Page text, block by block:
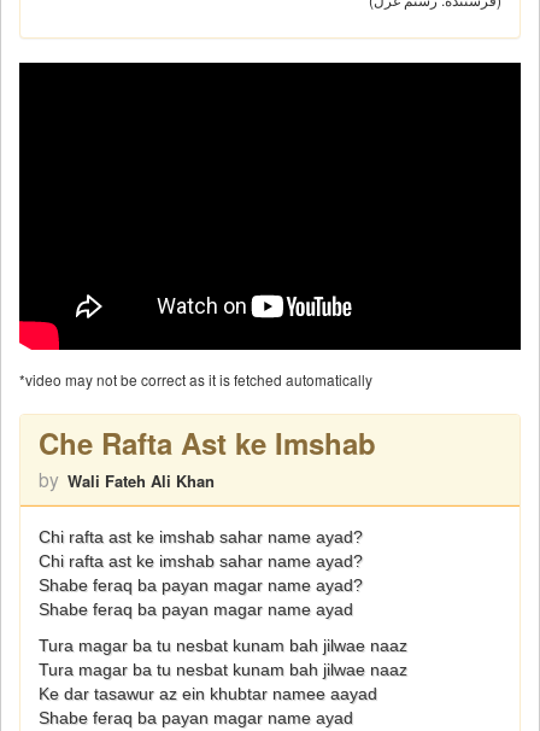
*video may not be correct as it is fetched automatically
Che Rafta Ast ke Imshab
by Wali Fateh Ali Khan
Chi rafta ast ke imshab sahar name ayad?
Chi rafta ast ke imshab sahar name ayad?
Shabe feraq ba payan magar name ayad?
Shabe feraq ba payan magar name ayad
Tura magar ba tu nesbat kunam bah jilwae naaz
Tura magar ba tu nesbat kunam bah jilwae naaz
Ke dar tasawur az ein khubtar namee aayad
Shabe feraq ba payan magar name ayad